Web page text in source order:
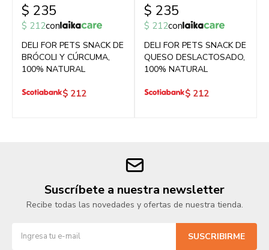
$ 235
$ 212con
DELI FOR PETS SNACK DE
BRÓCOLI Y CÚRCUMA,
100% NATURAL
$ 212
$ 235
$ 212con
DELI FOR PETS SNACK DE
QUESO DESLACTOSADO,
100% NATURAL
$ 212
Suscríbete a nuestra newsletter
Recibe todas las novedades y ofertas de nuestra tienda.
SUSCRIBIRME